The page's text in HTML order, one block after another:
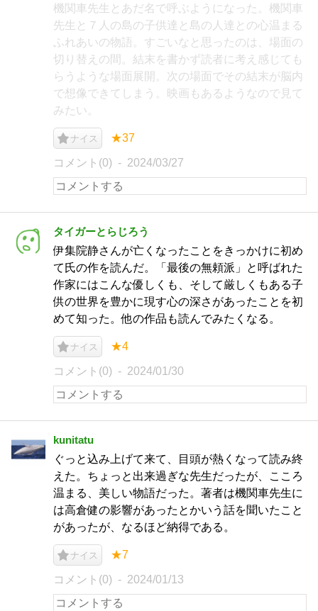
機関車先生とあだ名で呼ぶようになった。機関車
先生と７人の島の子供達と島の人達との心温まる
ふれあいの物語。すごいなと思ったのは、場面の
切り替えの間。結末を書かず読者に考え感じても
らうような場面展開。次の場面でその結末が脳内
で想像できてしまう。映画もあるようなので見て
みたい。
ナイス ★37
コメント(0) 2024/03/27
タイガーとらじろう
伊集院静さんが亡くなったことをきっかけに初め
て氏の作を読んだ。「最後の無頼派」と呼ばれた
作家にはこんな優しくも、そして厳しくもある子
供の世界を豊かに現す心の深さがあったことを初
めて知った。他の作品も読んでみたくなる。
ナイス ★4
コメント(0) 2024/01/30
kunitatu
ぐっと込み上げて来て、目頭が熱くなって読み終
えた。ちょっと出来過ぎな先生だったが、こころ
温まる、美しい物語だった。著者は機関車先生に
は高倉健の影響があったとかいう話を聞いたこと
があったが、なるほど納得である。
ナイス ★7
コメント(0) 2024/01/13